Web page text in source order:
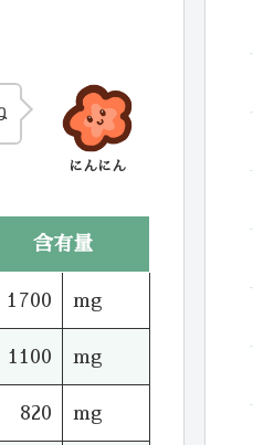
にんにん
含有量
1700 mg
1100 mg
820 mg